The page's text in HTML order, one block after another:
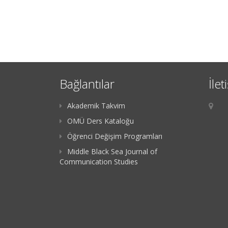
Bağlantılar
Akademik Takvim
OMÜ Ders Kataloğu
Öğrenci Değişim Programları
Middle Black Sea Journal of
Communication Studies